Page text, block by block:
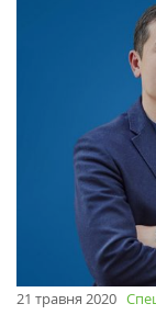
21 травня 2020